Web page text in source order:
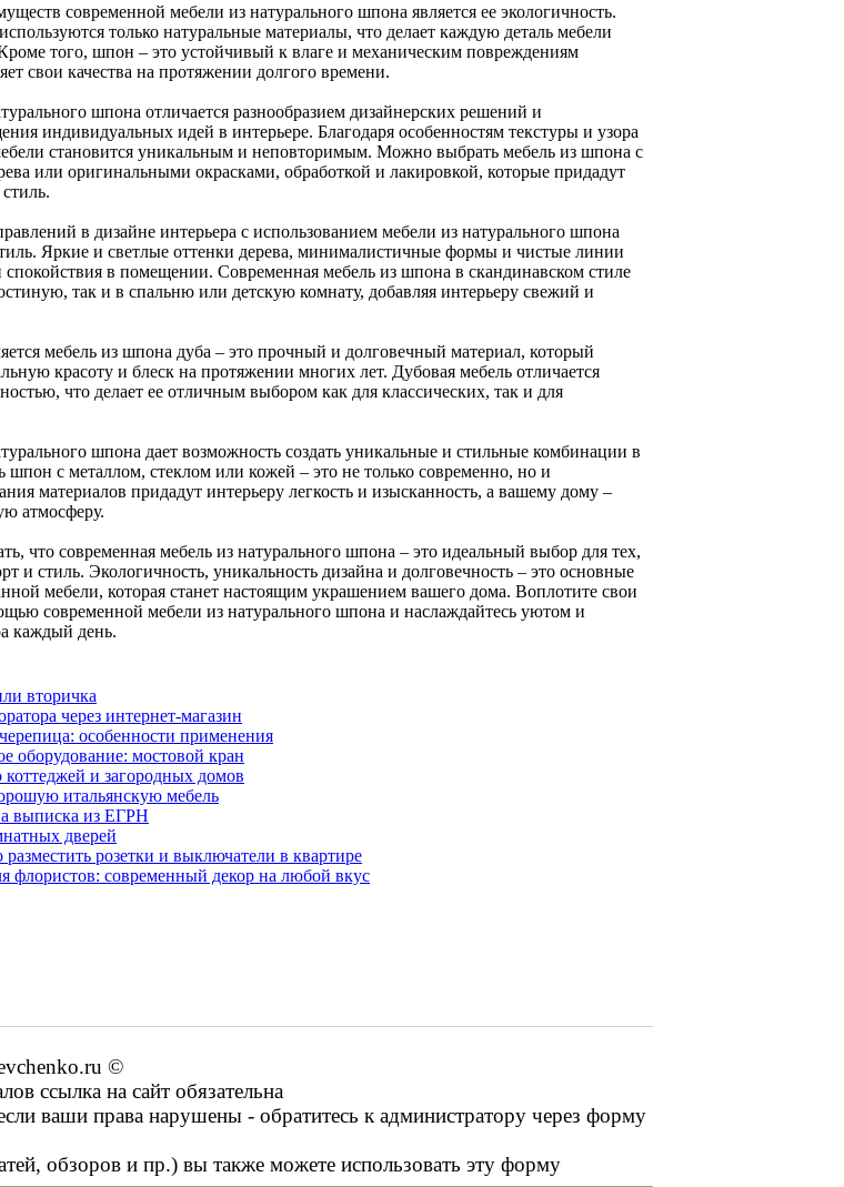
современной мебели из натурального шпона является ее экологичность.
только натуральные материалы, что делает каждую деталь мебели
того, шпон – это устойчивый к влаге и механическим повреждениям
свои качества на протяжении долгого времени.
шпона отличается разнообразием дизайнерских решений и
индивидуальных идей в интерьере. Благодаря особенностям текстуры и узора
становится уникальным и неповторимым. Можно выбрать мебель из шпона с
или оригинальными окрасками, обработкой и лакировкой, которые придадут
в дизайне интерьера с использованием мебели из натурального шпона
Яркие и светлые оттенки дерева, минималистичные формы и чистые линии
в помещении. Современная мебель из шпона в скандинавском стиле
так и в спальню или детскую комнату, добавляя интерьеру свежий и
мебель из шпона дуба – это прочный и долговечный материал, который
красоту и блеск на протяжении многих лет. Дубовая мебель отличается
что делает ее отличным выбором как для классических, так и для
шпона дает возможность создать уникальные и стильные комбинации в
шпон с металлом, стеклом или кожей – это не только современно, но и
материалов придадут интерьеру легкость и изысканность, а вашему дому –
атмосферу.
что современная мебель из натурального шпона – это идеальный выбор для тех,
и стиль. Экологичность, уникальность дизайна и долговечность – это основные
мебели, которая станет настоящим украшением вашего дома. Воплотите свои
современной мебели из натурального шпона и наслаждайтесь уютом и
каждый день.
вторичка
через интернет-магазин
особенности применения
оборудование: мостовой кран
коттеджей и загородных домов
итальянскую мебель
выписка из ЕГРН
дверей
розетки и выключатели в квартире
флористов: современный декор на любой вкус
©
ссылка на сайт обязательна
ваши права нарушены - обратитесь к администратору через форму
обзоров и пр.) вы также можете использовать эту форму